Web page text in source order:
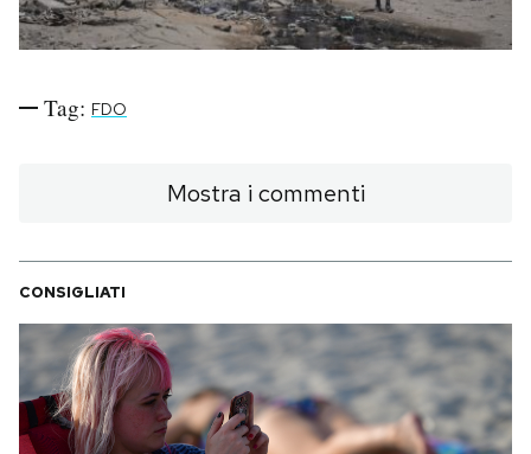
NEWSLETTER
AREA PERSONALE
Area Personale
Newsletter
Notifiche mobile
Tag: FDO
Mostra i commenti
CONSIGLIATI